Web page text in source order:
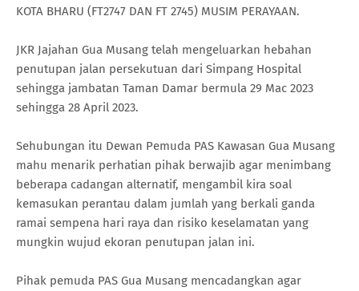
KOTA BHARU (FT2747 DAN FT 2745) MUSIM PERAYAAN.
JKR Jajahan Gua Musang telah mengeluarkan hebahan
penutupan jalan persekutuan dari Simpang Hospital
sehingga jambatan Taman Damar bermula 29 Mac 2023
sehingga 28 April 2023.
Sehubungan itu Dewan Pemuda PAS Kawasan Gua Musang
mahu menarik perhatian pihak berwajib agar menimbang
beberapa cadangan alternatif, mengambil kira soal
kemasukan perantau dalam jumlah yang berkali ganda
ramai sempena hari raya dan risiko keselamatan yang
mungkin wujud ekoran penutupan jalan ini.
Pihak pemuda PAS Gua Musang mencadangkan agar